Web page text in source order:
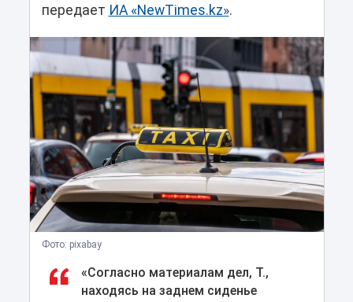
передает ИА «NewTimes.kz».
Фото: pixabay
«Согласно материалам дел, Т.,
находясь на заднем сиденье